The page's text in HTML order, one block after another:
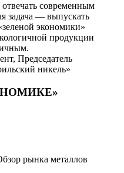
современным
задача — выпускать
экономики»
продукции
Председатель
никель»
рынка металлов